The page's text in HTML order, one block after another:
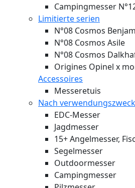
Campingmesser
Limitierte serien
N°08 Cosmos
N°08 Cosmos Asile
N°08 Cosmos
Origines Opinel x
Accessoires
Messeretuis
Nach verwendungszweck
EDC-Messer
Jagdmesser
15+ Angelmesser,
Segelmesser
Outdoormesser
Campingmesser